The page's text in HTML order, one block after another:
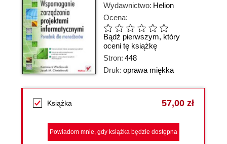
Wydawnictwo: Helion
Ocena:
Bądź pierwszym, który
oceni tę książkę
Stron: 448
Druk: oprawa miękka
Książka 57,00 zł
Powiadom mnie, gdy książka będzie dostępna